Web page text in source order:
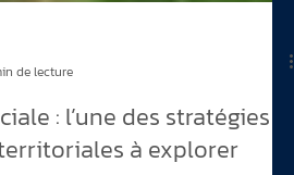
de lecture